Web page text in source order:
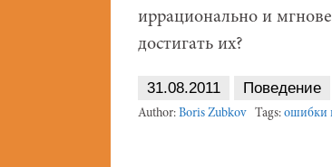
иррационально и
достигать их?
31.08.2011 Поведение
Author: Boris Zubkov Tags: ошибки